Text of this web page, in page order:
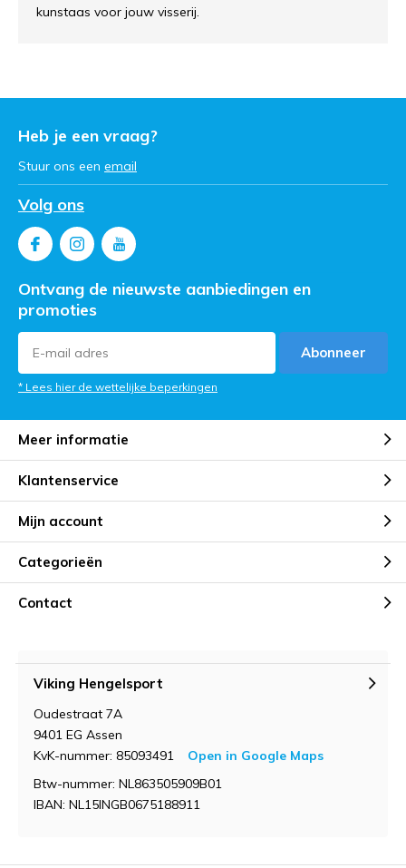
kunstaas voor jouw visserij.
Heb je een vraag?
Stuur ons een email
Volg ons
Ontvang de nieuwste aanbiedingen en
promoties
Abonneer
* Lees hier de wettelijke beperkingen
Meer informatie
Klantenservice
Mijn account
Categorieën
Contact
Viking Hengelsport
Oudestraat 7A
9401 EG Assen
KvK-nummer: 85093491
Open in Google Maps
Btw-nummer: NL863505909B01
IBAN: NL15INGB0675188911